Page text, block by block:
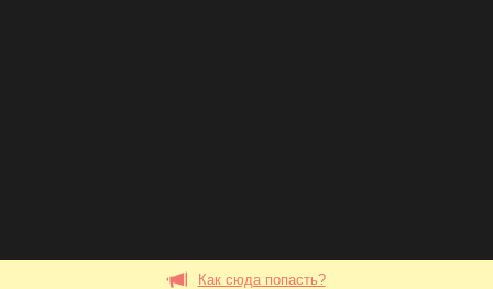
Как сюда попасть?